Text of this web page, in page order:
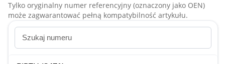
Tylko oryginalny numer referencyjny (oznaczony jako OEN)
może zagwarantować pełną kompatybilność artykułu.